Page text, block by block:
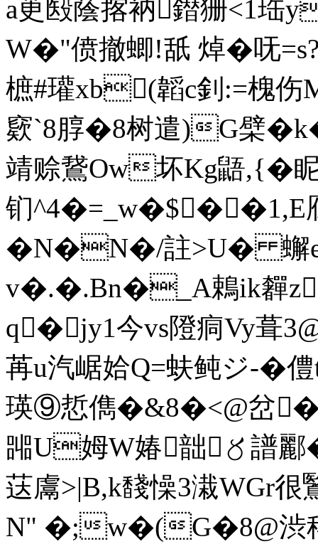
a茰殹蔭揢衲鐟狦<1珤
W�"偾撤蝍!舐 焯� 呒
樜#瓘xb(韜c釗:=槐
窽`8朜�8树 遣)G檗
靖赊鵞Ow坏Kg鼯,{�
钔^4�=_w�$��1,E鴈
�N�N�/註>U� 蠏e_
v�.�.Bn�_A鵣ik奲z
q�jy1今vs隥痌Vy葺
苒u汽崌姶Q=蚨鲀ジ-�
瑛⑨悊儁�&8�<@岔
嘂U姆W媋韷〥譜酈
荙鬳>|B,k馢懆3溨WGr
N" �;w�(G�8@渋